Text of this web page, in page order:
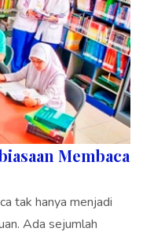
Membaca
tak hanya menjadi
Ada sejumlah